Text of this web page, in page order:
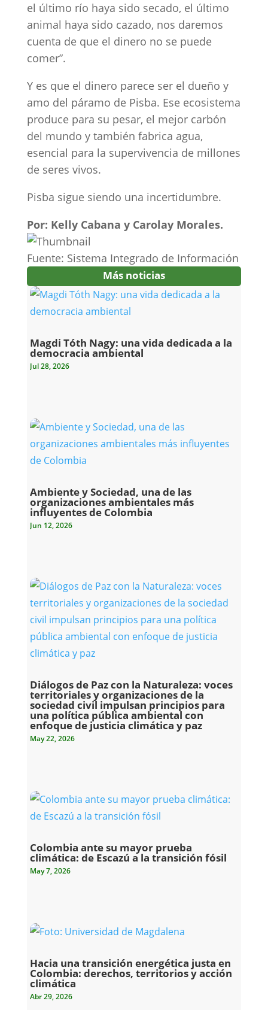
el último río haya sido secado, el último
animal haya sido cazado, nos daremos
cuenta de que el dinero no se puede
comer”.
Y es que el dinero parece ser el dueño y
amo del páramo de Pisba. Ese ecosistema
produce para su pesar, el mejor carbón
del mundo y también fabrica agua,
esencial para la supervivencia de millones
de seres vivos.
Pisba sigue siendo una incertidumbre.
Por: Kelly Cabana y Carolay Morales.
Fuente: Sistema Integrado de Información
Más noticias
Magdi Tóth Nagy: una vida dedicada a la
democracia ambiental
Jul 28, 2026
Ambiente y Sociedad, una de las
organizaciones ambientales más
influyentes de Colombia
Jun 12, 2026
Diálogos de Paz con la Naturaleza: voces
territoriales y organizaciones de la
sociedad civil impulsan principios para
una política pública ambiental con
enfoque de justicia climática y paz
May 22, 2026
Colombia ante su mayor prueba
climática: de Escazú a la transición fósil
May 7, 2026
Hacia una transición energética justa en
Colombia: derechos, territorios y acción
climática
Abr 29, 2026